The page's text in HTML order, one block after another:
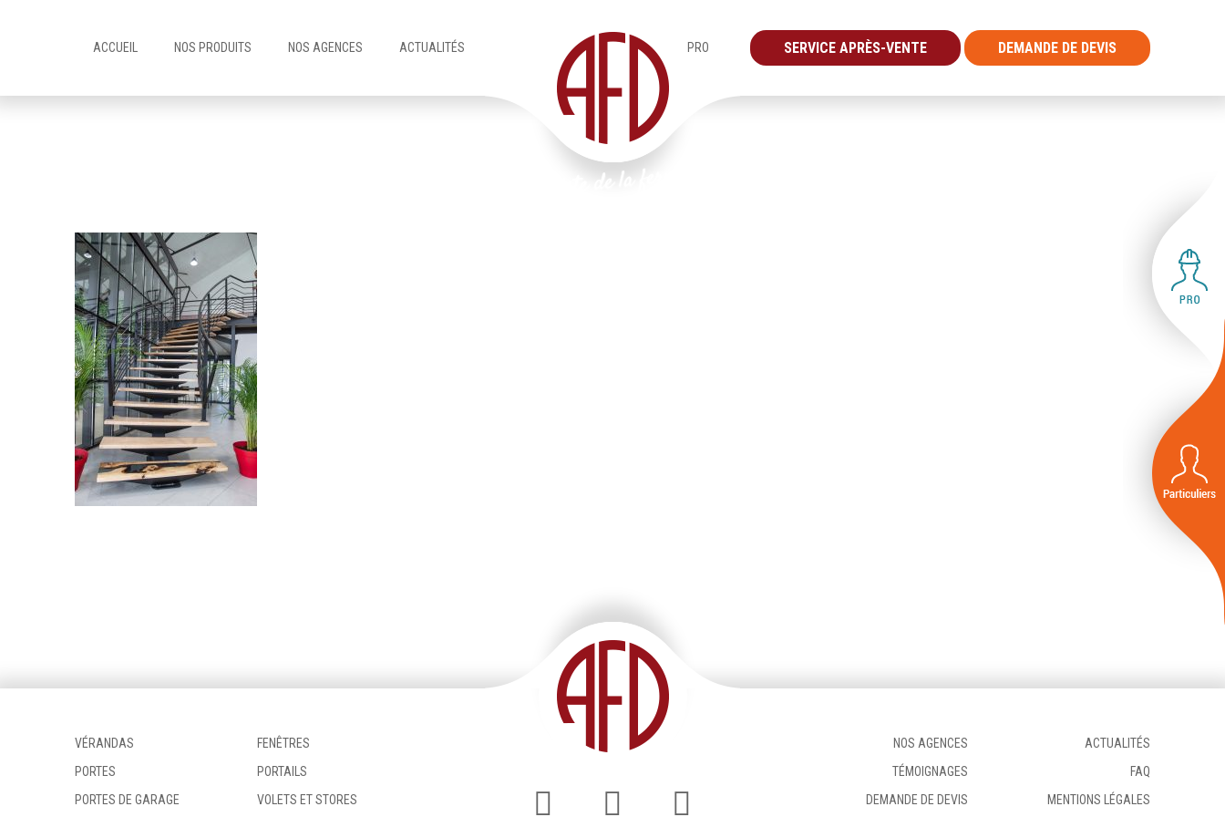
ACCUEIL NOS PRODUITS NOS AGENCES ACTUALITÉS PRO SERVICE APRÈS-VENTE DEMANDE DE DEVIS
Escaliers & Garde-corps
VÉRANDAS
FENÊTRES
PORTES
PORTAILS
PORTES DE GARAGE
VOLETS ET STORES
NOS AGENCES
ACTUALITÉS
TÉMOIGNAGES
FAQ
DEMANDE DE DEVIS
MENTIONS LÉGALES